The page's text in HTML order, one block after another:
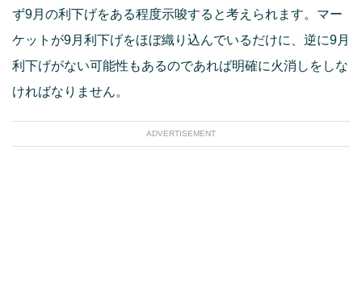
ず9月の利下げをある程度示唆すると考えられます。マー
ケットが9月利下げをほぼ織り込んでいるだけに、逆に9月
利下げがない可能性もあるのであれば明確に火消しをしな
ければなりません。
ADVERTISEMENT